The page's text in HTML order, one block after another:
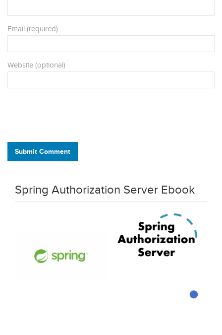
Email (required)
Website (optional)
Submit Comment
Spring Authorization Server Ebook